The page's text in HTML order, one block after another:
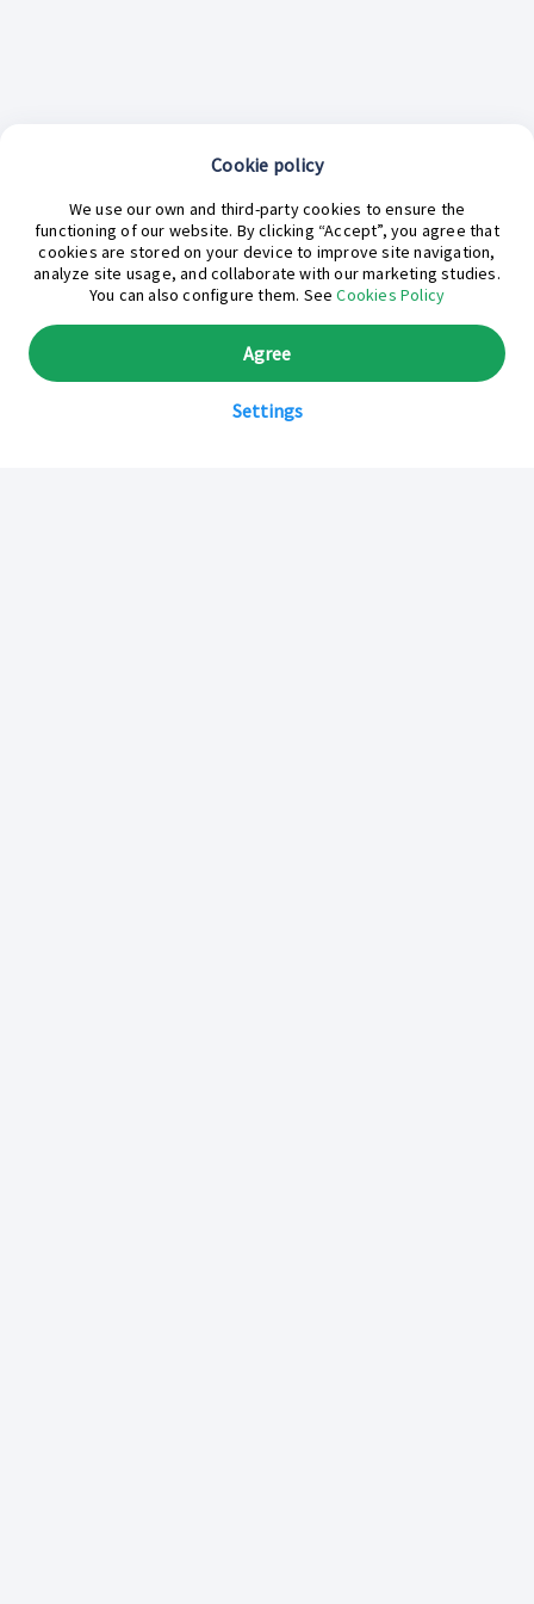
¿En qué podemos ayudarte hoy?
Cookie policy
We use our own and third-party cookies to ensure the
functioning of our website. By clicking “Accept”, you agree that
cookies are stored on your device to improve site navigation,
analyze site usage, and collaborate with our marketing studies.
You can also configure them. SeeCookies Policy
Settings
Agree